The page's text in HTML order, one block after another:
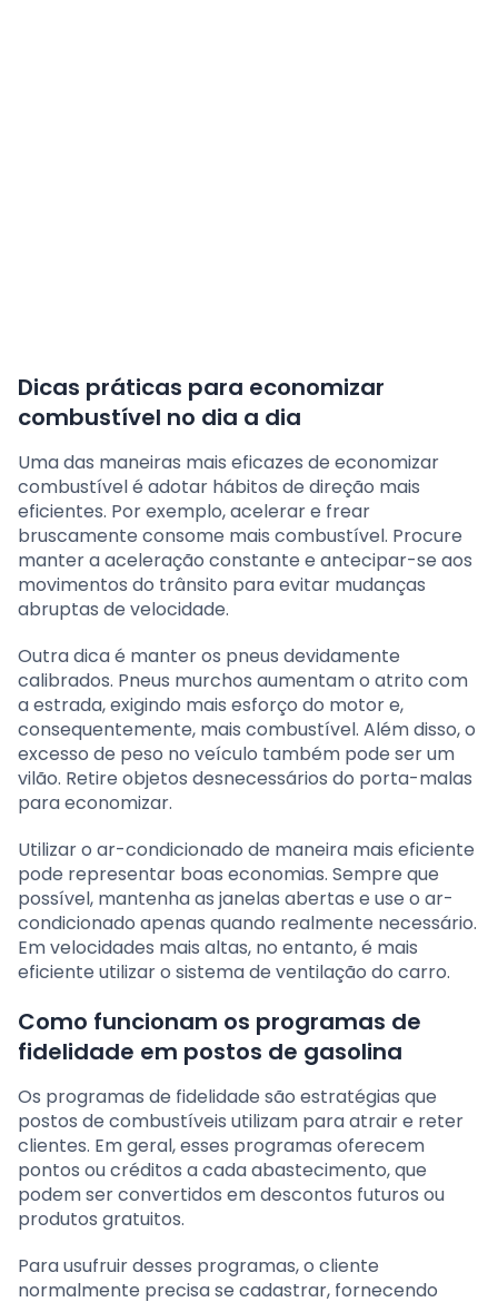
Dicas práticas para economizar
combustível no dia a dia
Uma das maneiras mais eficazes de economizar
combustível é adotar hábitos de direção mais
eficientes. Por exemplo, acelerar e frear
bruscamente consome mais combustível. Procure
manter a aceleração constante e antecipar-se aos
movimentos do trânsito para evitar mudanças
abruptas de velocidade.
Outra dica é manter os pneus devidamente
calibrados. Pneus murchos aumentam o atrito com
a estrada, exigindo mais esforço do motor e,
consequentemente, mais combustível. Além disso, o
excesso de peso no veículo também pode ser um
vilão. Retire objetos desnecessários do porta-malas
para economizar.
Utilizar o ar-condicionado de maneira mais eficiente
pode representar boas economias. Sempre que
possível, mantenha as janelas abertas e use o ar-
condicionado apenas quando realmente necessário.
Em velocidades mais altas, no entanto, é mais
eficiente utilizar o sistema de ventilação do carro.
Como funcionam os programas de
fidelidade em postos de gasolina
Os programas de fidelidade são estratégias que
postos de combustíveis utilizam para atrair e reter
clientes. Em geral, esses programas oferecem
pontos ou créditos a cada abastecimento, que
podem ser convertidos em descontos futuros ou
produtos gratuitos.
Para usufruir desses programas, o cliente
normalmente precisa se cadastrar, fornecendo